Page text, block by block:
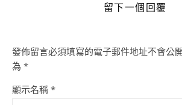
留下一個回覆
發佈留言必須填寫的電子郵件地址不會公
為 *
顯示名稱 *